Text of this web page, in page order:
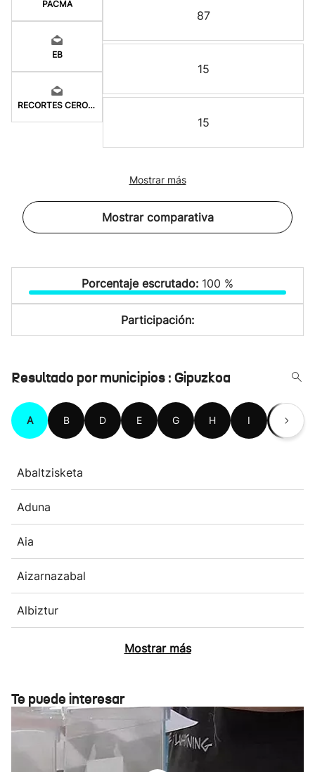
PACMA
EB
RECORTES CERO-GV
87
15
15
Mostrar más
Mostrar comparativa
Porcentaje escrutado: 100 %
Participación:
Resultado por municipios : Gipuzkoa
A B D E G H I L
Abaltzisketa
Aduna
Aia
Aizarnazabal
Albiztur
Mostrar más
Te puede interesar